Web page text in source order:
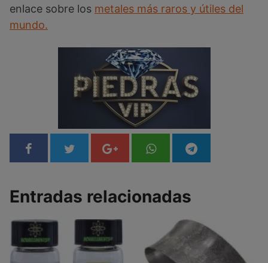
enlace sobre los metales más raros y útiles del
mundo.
Entradas relacionadas